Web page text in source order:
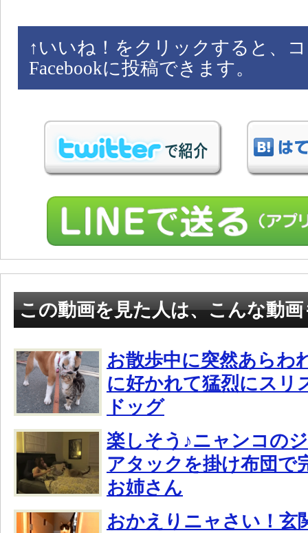
↑ いいね！をクリックすると、
Facebookに投稿できます。
この動画を見た人は、こんな動
お散歩中に突然あらわ
に好かれて猛烈にスリ
ドッグ
楽しそう♪ニャンコの
アタックを掛け布団で
お姉さん
おかえりニャさい！玄